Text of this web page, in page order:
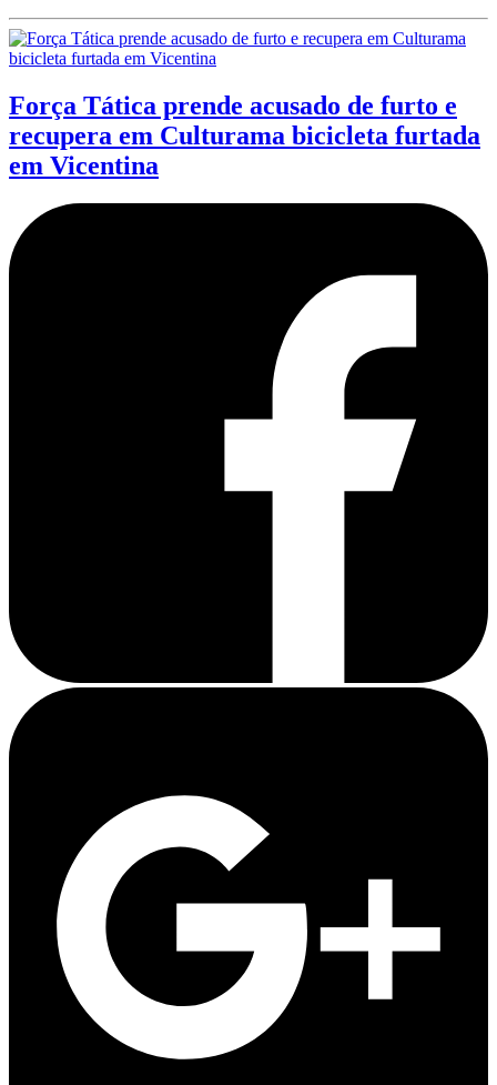
Força Tática prende acusado de furto e
recupera em Culturama bicicleta furtada
em Vicentina